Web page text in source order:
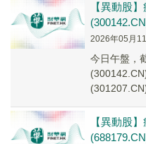
【異動股
2026年05月
今日午盤，
【異動股